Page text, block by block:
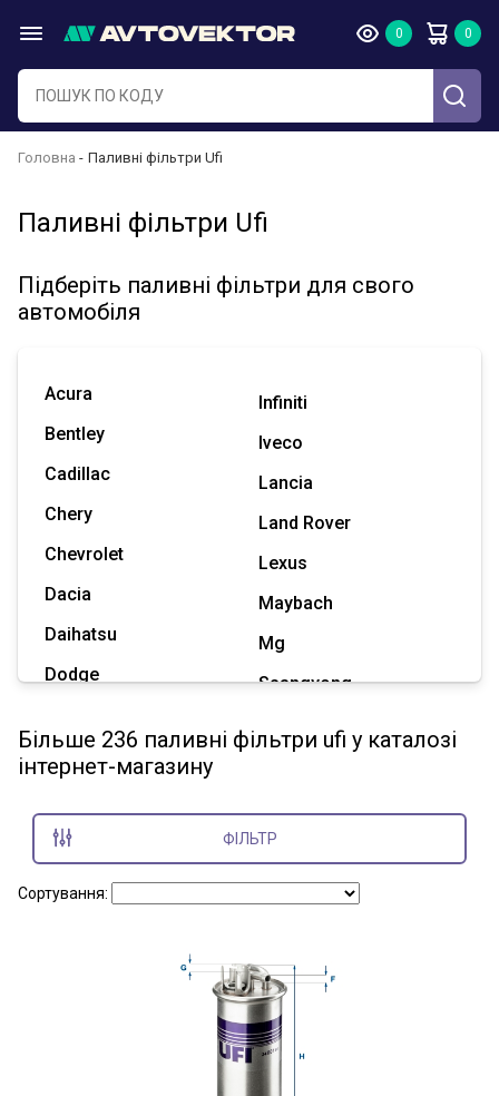
Головна Паливні фільтри Ufi
Паливні фільтри Ufi
Підберіть паливні фільтри для свого
автомобіля
Acura
Bentley
Cadillac
Chery
Chevrolet
Dacia
Daihatsu
Dodge
Great Wall
Hummer
Infiniti
Iveco
Lancia
Land Rover
Lexus
Maybach
Mg
Ssangyong
Показати всі марки
Більше 236 паливні фільтри ufi у каталозі
інтернет-магазину
ФІЛЬТР
Сортування: